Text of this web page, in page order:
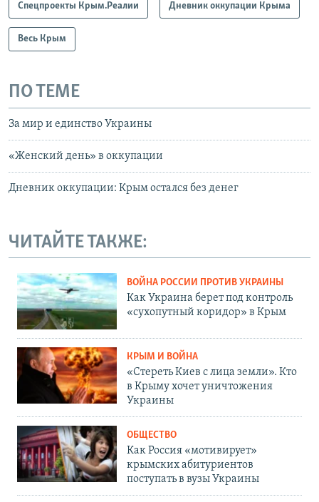
Спецпроекты Крым.Реалии Дневник оккупации Крыма
Весь Крым
ПО ТЕМЕ
За мир и единство Украины
«Женский день» в оккупации
Дневник оккупации: Крым остался без денег
ЧИТАЙТЕ ТАКЖЕ:
ВОЙНА РОССИИ ПРОТИВ УКРАИНЫ
Как Украина берет под контроль
«сухопутный коридор» в Крым
КРЫМ И ВОЙНА
«Стереть Киев с лица земли». Кто
в Крыму хочет уничтожения
Украины
ОБЩЕСТВО
Как Россия «мотивирует»
крымских абитуриентов
поступать в вузы Украины